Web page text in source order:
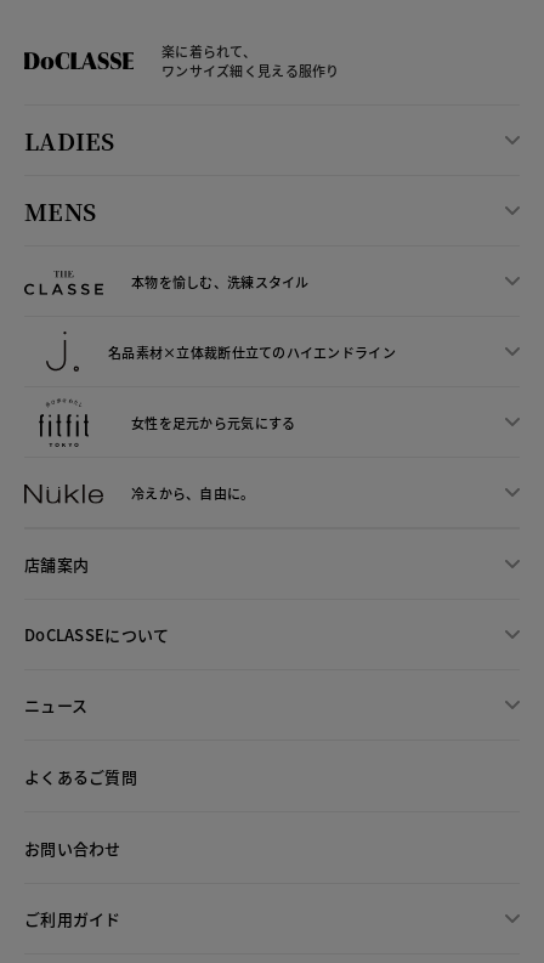
楽に着られて、
ワンサイズ細く見える服作り
LADIES
MENS
本物を愉しむ、洗練スタイル
名品素材×立体裁断仕立てのハイエンドライン
女性を足元から元気にする
冷えから、 自由に。
店舗案内
DoCLASSEについて
ニュース
よくあるご質問
お問い合わせ
ご利用ガイド